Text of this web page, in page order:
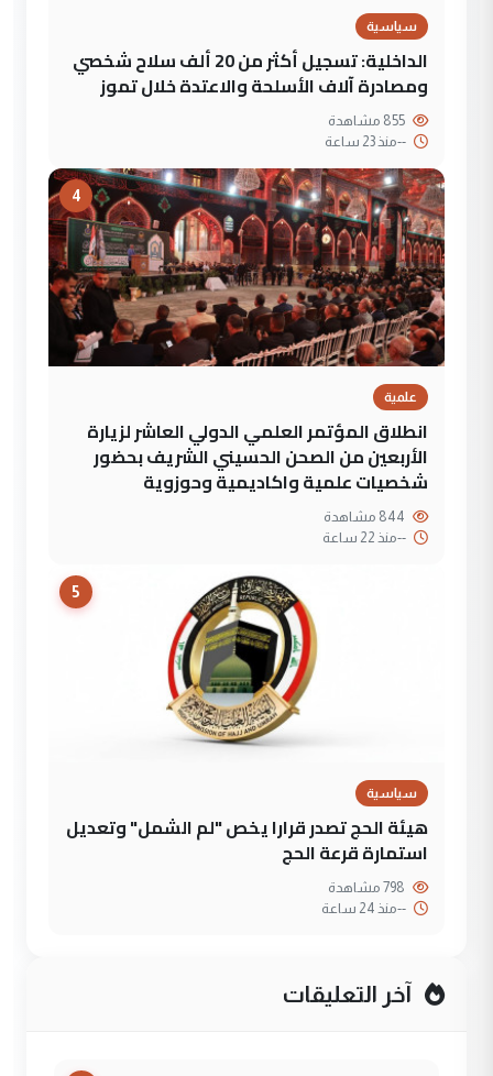
سياسية
الداخلية: تسجيل أكثر من 20 ألف سلاح شخصي
ومصادرة آلاف الأسلحة والاعتدة خلال تموز
--منذ 23 ساعة
4
علمية
انطلاق المؤتمر العلمي الدولي العاشر لزيارة
الأربعين من الصحن الحسيني الشريف بحضور
شخصيات علمية واكاديمية وحوزوية
--منذ 22 ساعة
5
سياسية
هيئة الحج تصدر قرارا يخص "لم الشمل" وتعديل
استمارة قرعة الحج
--منذ 24 ساعة
آخر التعليقات